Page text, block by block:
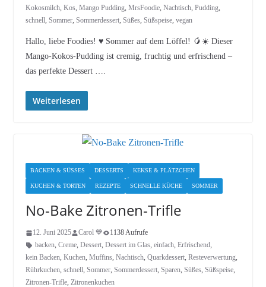
Kokosmilch, Kos, Mango Pudding, MrsFoodie, Nachtisch, Pudding,
schnell, Sommer, Sommerdessert, Süßes, Süßspeise, vegan
Hallo, liebe Foodies! ♥︎ Sommer auf dem Löffel! 🥭☀️ Dieser
Mango-Kokos-Pudding ist cremig, fruchtig und erfrischend –
das perfekte Dessert ….
Weiterlesen
BACKEN & SÜSSES DESSERTS KEKSE & PLÄTZCHEN
KUCHEN & TORTEN REZEPTE SCHNELLE KÜCHE SOMMER
No-Bake Zitronen-Trifle
12. Juni 2025 Carol 💙
1138 Aufrufe
backen, Creme, Dessert, Dessert im Glas, einfach, Erfrischend,
kein Backen, Kuchen, Muffins, Nachtisch, Quarkdessert, Resteverwertung,
Rührkuchen, schnell, Sommer, Sommerdessert, Sparen, Süßes, Süßspeise,
Zitronen-Trifle, Zitronenkuchen